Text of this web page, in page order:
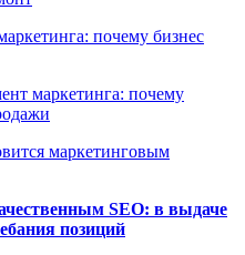
почему бизнес
маркетинга: почему
маркетинговым
SEO: в выдаче
позиций